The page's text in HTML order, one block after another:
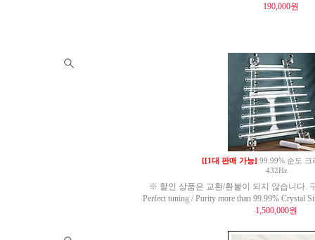
190,000원
[[1대 판매 가능] 99.99% 순도 크
432Hz
※ 할인 상품은 교환/환불이 되지 않습니다.
Perfect tuning / Purity more than 99.99% Crystal
1,500,000원